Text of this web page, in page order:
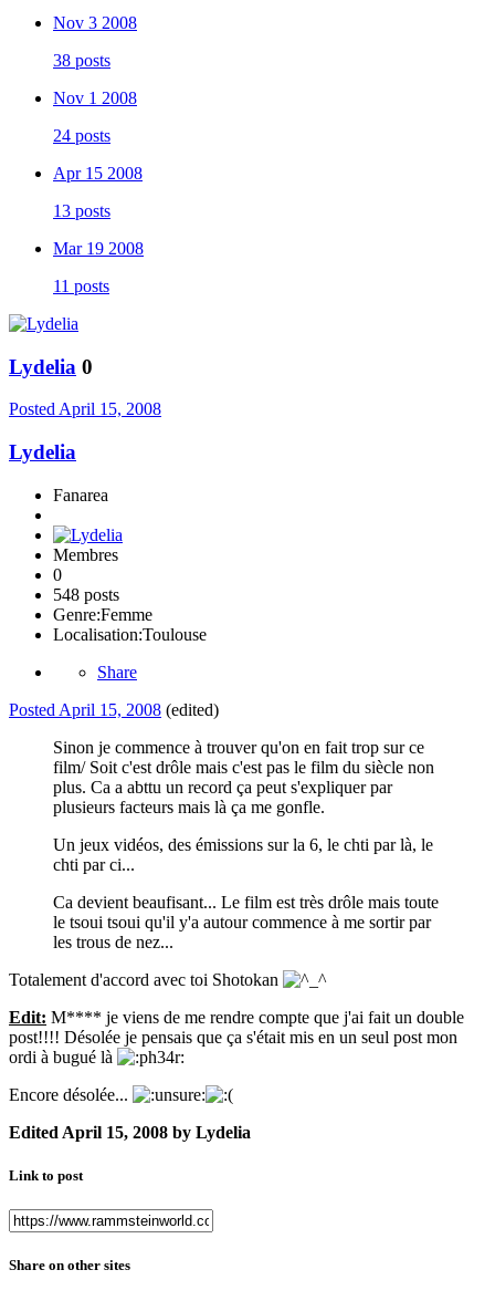
Nov 3 2008
38 posts
Nov 1 2008
24 posts
Apr 15 2008
13 posts
Mar 19 2008
11 posts
Lydelia 0
Posted April 15, 2008
Lydelia
Fanarea
Membres
0
548 posts
Genre:Femme
Localisation:Toulouse
Share
Posted April 15, 2008 (edited)
Sinon je commence à trouver qu'on en fait trop sur ce
film/ Soit c'est drôle mais c'est pas le film du siècle non
plus. Ca a abttu un record ça peut s'expliquer par
plusieurs facteurs mais là ça me gonfle.
Un jeux vidéos, des émissions sur la 6, le chti par là, le
chti par ci...
Ca devient beaufisant... Le film est très drôle mais toute
le tsoui tsoui qu'il y'a autour commence à me sortir par
les trous de nez...
Totalement d'accord avec toi Shotokan
Edit: M**** je viens de me rendre compte que j'ai fait un double
post!!!! Désolée je pensais que ça s'était mis en un seul post mon
ordi à bugué là
Encore désolée...
Edited April 15, 2008 by Lydelia
Link to post
Share on other sites